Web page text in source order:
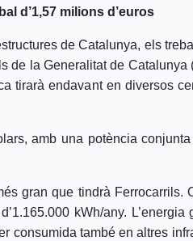
d’1,57 milions d’euros
de Catalunya, els
la Generalitat de Catalunya
tirarà endavant en diversos
amb una potència
gran que tindrà Ferrocarrils.
kWh/any.
consumida també en altres